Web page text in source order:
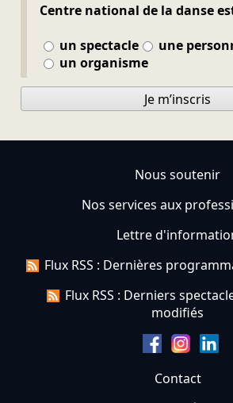
Centre national de la danse
un spectacle
une
un organisme
Je m’inscris
Nous soutenir
Nos services aux
Lettre
Flux RSS : Dernières
Flux RSS : Derniers
modifiés
Contact